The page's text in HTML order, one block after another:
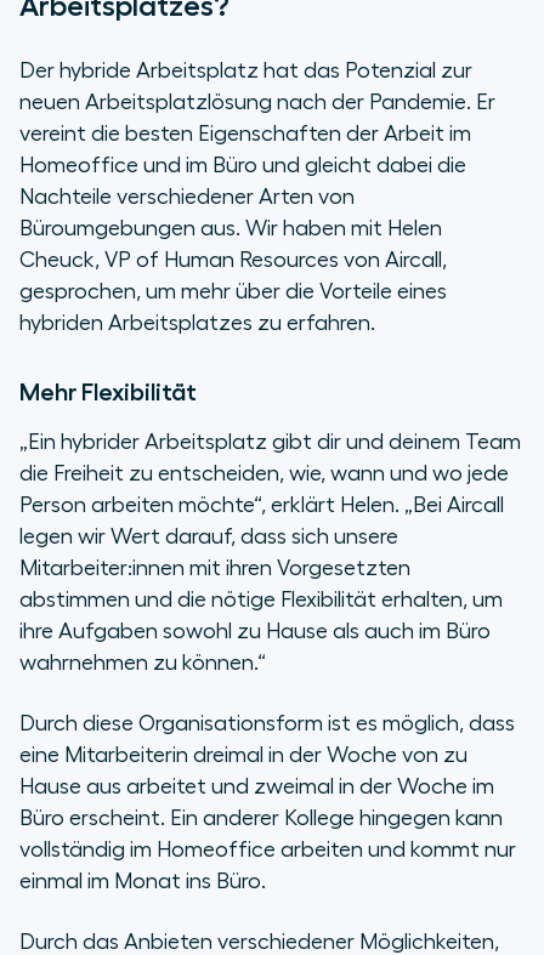
Arbeitsplatzes?
Der hybride Arbeitsplatz hat das Potenzial zur
neuen Arbeitsplatzlösung nach der Pandemie. Er
vereint die besten Eigenschaften der Arbeit im
Homeoffice und im Büro und gleicht dabei die
Nachteile verschiedener Arten von
Büroumgebungen aus. Wir haben mit Helen
Cheuck, VP of Human Resources von Aircall,
gesprochen, um mehr über die Vorteile eines
hybriden Arbeitsplatzes zu erfahren.
Mehr Flexibilität
„Ein hybrider Arbeitsplatz gibt dir und deinem Team
die Freiheit zu entscheiden, wie, wann und wo jede
Person arbeiten möchte“, erklärt Helen. „Bei Aircall
legen wir Wert darauf, dass sich unsere
Mitarbeiter:innen mit ihren Vorgesetzten
abstimmen und die nötige Flexibilität erhalten, um
ihre Aufgaben sowohl zu Hause als auch im Büro
wahrnehmen zu können.“
Durch diese Organisationsform ist es möglich, dass
eine Mitarbeiterin dreimal in der Woche von zu
Hause aus arbeitet und zweimal in der Woche im
Büro erscheint. Ein anderer Kollege hingegen kann
vollständig im Homeoffice arbeiten und kommt nur
einmal im Monat ins Büro.
Durch das Anbieten verschiedener Möglichkeiten,